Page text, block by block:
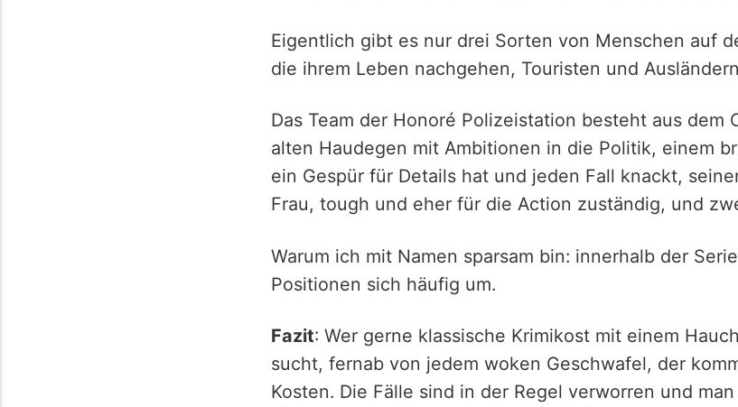
Eigentlich gibt es nur drei Sorten von Menschen auf
die ihrem Leben nachgehen, Touristen und
Das Team der Honoré Polizeistation besteht aus dem
alten Haudegen mit Ambitionen in die Politik, einem
ein Gespür für Details hat und jeden Fall knackt,
Frau, tough und eher für die Action zuständig, und
Warum ich mit Namen sparsam bin: innerhalb der
Positionen sich häufig um.
Fazit: Wer gerne klassische Krimikost mit einem
sucht, fernab von jedem woken Geschwafel, der
Kosten. Die Fälle sind in der Regel verworren und